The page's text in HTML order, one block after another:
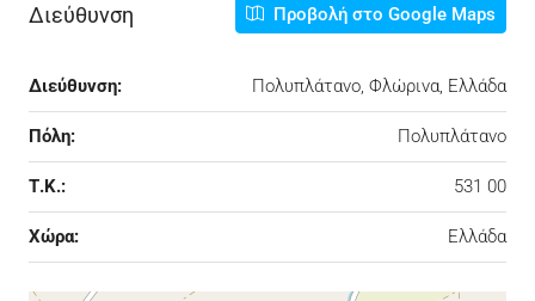
Διεύθυνση Προβολή στο Google Maps
Διεύθυνση: Πολυπλάτανο, Φλώρινα, Ελλάδα
Πόλη: Πολυπλάτανο
Τ.Κ.: 531 00
Χώρα: Ελλάδα